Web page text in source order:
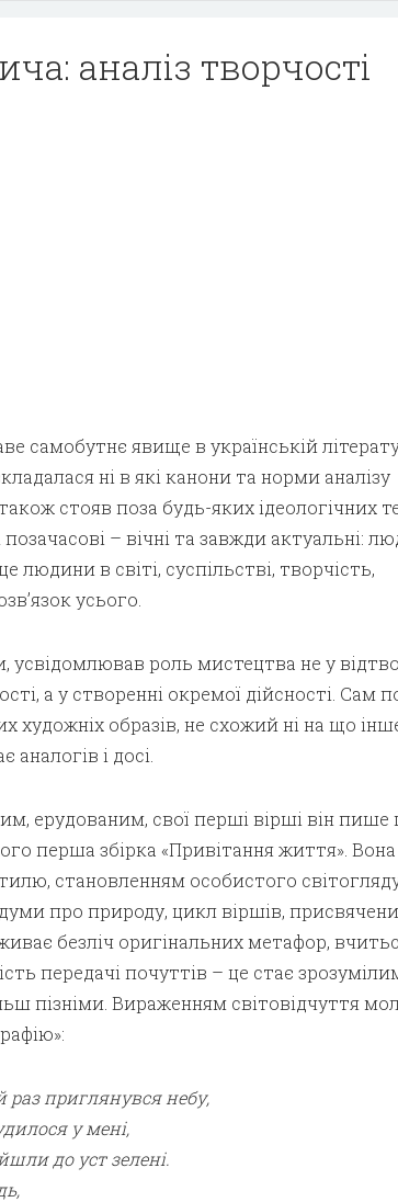
аналіз творчості
самобутнє явище в українській
ні в які канони та норми аналізу
стояв поза будь-яких ідеологічних
– вічні та завжди актуальні:
людини в світі, суспільстві, творчість,
усього.
роль мистецтва не у
а у створенні окремої дійсності. Сам
художніх образів, не схожий ні на що
аналогів і досі.
ерудованим, свої перші вірші він пише
перша збірка «Привітання життя». Вона
становленням особистого
про природу, цикл віршів,
безліч оригінальних метафор,
передачі почуттів – це стає
пізніми. Вираженням світовідчуття
приглянувся небу,
у мені,
до уст зелені.